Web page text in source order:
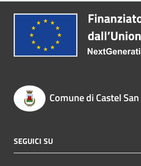
Comune di Castel
SEGUICI SU